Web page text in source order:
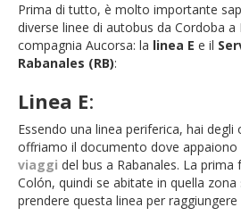
Prima di tutto, è molto importante
diverse linee di autobus da Cordoba a
compagnia Aucorsa: la linea E e il
Rabanales (RB):
Linea E:
Essendo una linea periferica, hai degli
offriamo il documento dove appaiono
viaggi del bus a Rabanales. La prima
Colón, quindi se abitate in quella
prendere questa linea per raggiungere